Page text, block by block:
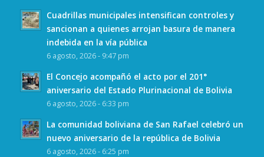
Cuadrillas municipales intensifican controles y
sancionan a quienes arrojan basura de manera
indebida en la vía pública
6 agosto, 2026 - 9:47 pm
El Concejo acompañó el acto por el 201°
aniversario del Estado Plurinacional de Bolivia
6 agosto, 2026 - 6:33 pm
La comunidad boliviana de San Rafael celebró un
nuevo aniversario de la república de Bolivia
6 agosto, 2026 - 6:25 pm